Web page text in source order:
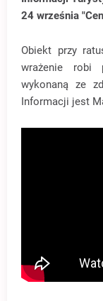
24 września
Obiekt przy
wrażenie robi
wykonaną ze
Informacji jest